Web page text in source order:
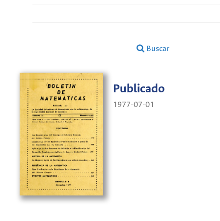
Buscar
Publicado
1977-07-01